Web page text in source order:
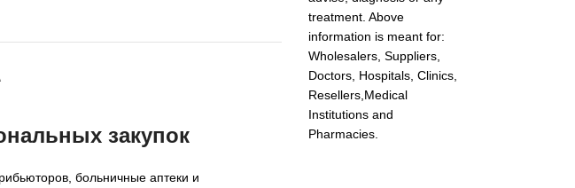
закупок
больничные аптеки и
treatment. Above
information is meant for:
Wholesalers, Suppliers,
Doctors, Hospitals, Clinics,
Resellers,Medical
Institutions and
Pharmacies.